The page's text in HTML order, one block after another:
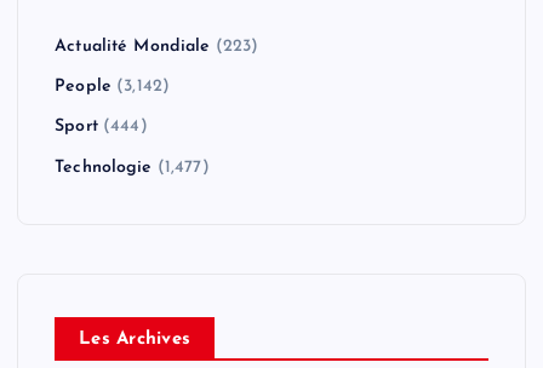
Actualité Mondiale (223)
People (3,142)
Sport(444)
Technologie (1,477)
Les Archives